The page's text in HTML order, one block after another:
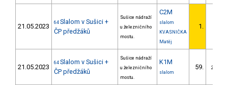
21.05.2023 64 Slalom v Sušici +
ČP předžáků
Sušice nádraží
u železničního
mostu.
C2M
slalom
KVASNIČKA
Matěj
1.
21.05.2023
64 Slalom v Sušici +
ČP předžáků
Sušice nádraží
u železničního
mostu.
K1M
slalom
59. 20/DM